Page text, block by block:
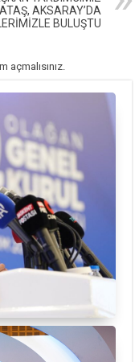
AKSARAY’DA
BULUŞTU
açmalısınız.